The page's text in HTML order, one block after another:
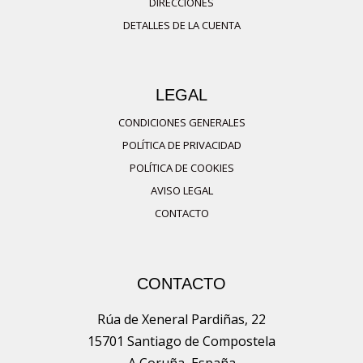
página
DETALLES DE LA CUENTA
LEGAL
CONDICIONES GENERALES
POLÍTICA DE PRIVACIDAD
POLÍTICA DE COOKIES
AVISO LEGAL
CONTACTO
CONTACTO
Rúa de Xeneral Pardiñas, 22
15701 Santiago de Compostela